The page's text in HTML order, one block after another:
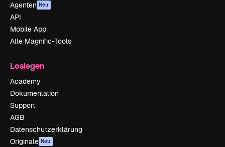
Agenten Neu
API
Mobile App
Alle Magnific-Tools
Loslegen
Academy
Dokumentation
Support
AGB
Datenschutzerklärung
Originale Neu